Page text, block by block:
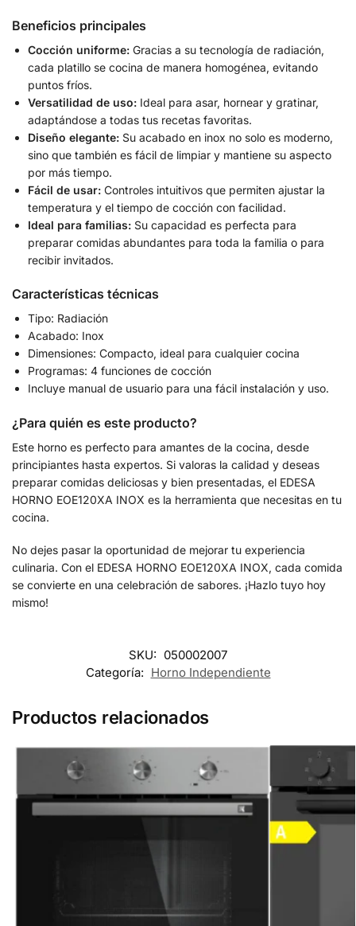
Beneficios principales
Cocción uniforme: Gracias a su tecnología de radiación,
cada platillo se cocina de manera homogénea, evitando
puntos fríos.
Versatilidad de uso: Ideal para asar, hornear y gratinar,
adaptándose a todas tus recetas favoritas.
Diseño elegante: Su acabado en inox no solo es moderno,
sino que también es fácil de limpiar y mantiene su aspecto
por más tiempo.
Fácil de usar: Controles intuitivos que permiten ajustar la
temperatura y el tiempo de cocción con facilidad.
Ideal para familias: Su capacidad es perfecta para
preparar comidas abundantes para toda la familia o para
recibir invitados.
Características técnicas
Tipo: Radiación
Acabado: Inox
Dimensiones: Compacto, ideal para cualquier cocina
Programas: 4 funciones de cocción
Incluye manual de usuario para una fácil instalación y uso.
¿Para quién es este producto?
Este horno es perfecto para amantes de la cocina, desde
principiantes hasta expertos. Si valoras la calidad y deseas
preparar comidas deliciosas y bien presentadas, el EDESA
HORNO EOE120XA INOX es la herramienta que necesitas en tu
cocina.
No dejes pasar la oportunidad de mejorar tu experiencia
culinaria. Con el EDESA HORNO EOE120XA INOX, cada comida
se convierte en una celebración de sabores. ¡Hazlo tuyo hoy
mismo!
SKU: 050002007
Categoría: Horno Independiente
Productos relacionados